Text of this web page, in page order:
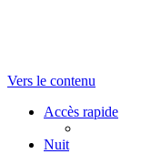
Vers le contenu
Accès rapide
Nuit